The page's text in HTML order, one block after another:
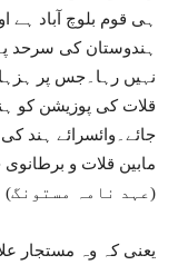
ہی قوم بلوچ آباد
ہندوستان کی سرحد
نہیں رہا۔جس پر
قلات کی پوزیشن کو
جائے۔وائسرائے ہند
(عہد نامہ مستونگ)
یعنی کہ وہ مستجار